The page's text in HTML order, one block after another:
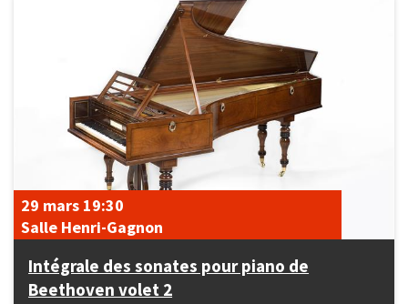
Intégrale des sonates pour piano de
Beethoven volet 2
29 mars 19:30
Salle Henri-Gagnon